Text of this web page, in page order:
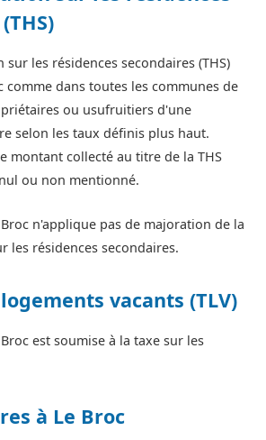
sur les résidences secondaires (THS)
comme dans toutes les communes de
ou usufruitiers d'une
selon les taux définis plus haut.
montant collecté au titre de la THS
ou non mentionné.
n'applique pas de majoration de la
les résidences secondaires.
vacants (TLV)
est soumise à la taxe sur les
à Le Broc